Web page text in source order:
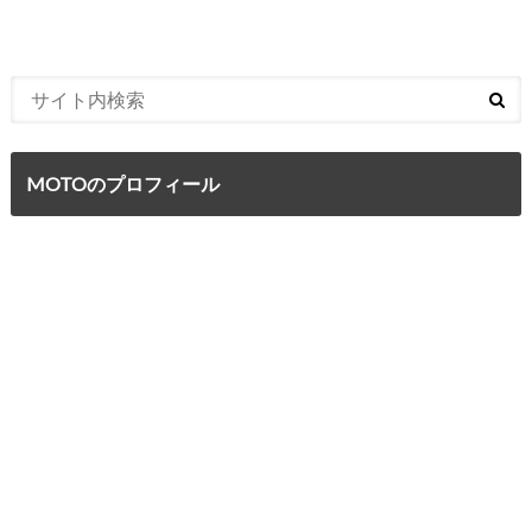
MOTOのプロフィール